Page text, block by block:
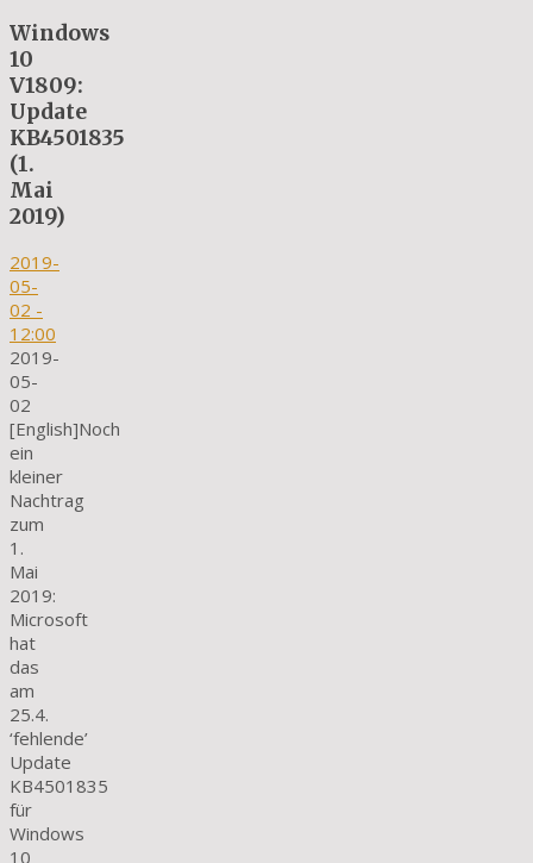
Windows
10
V1809:
Update
KB4501835
(1.
Mai
2019)
2019-
05-
02 -
12:00
2019-
05-
02
[English]Noch
ein
kleiner
Nachtrag
zum
1.
Mai
2019:
Microsoft
hat
das
am
25.4.
‘fehlende’
Update
KB4501835
für
Windows
10